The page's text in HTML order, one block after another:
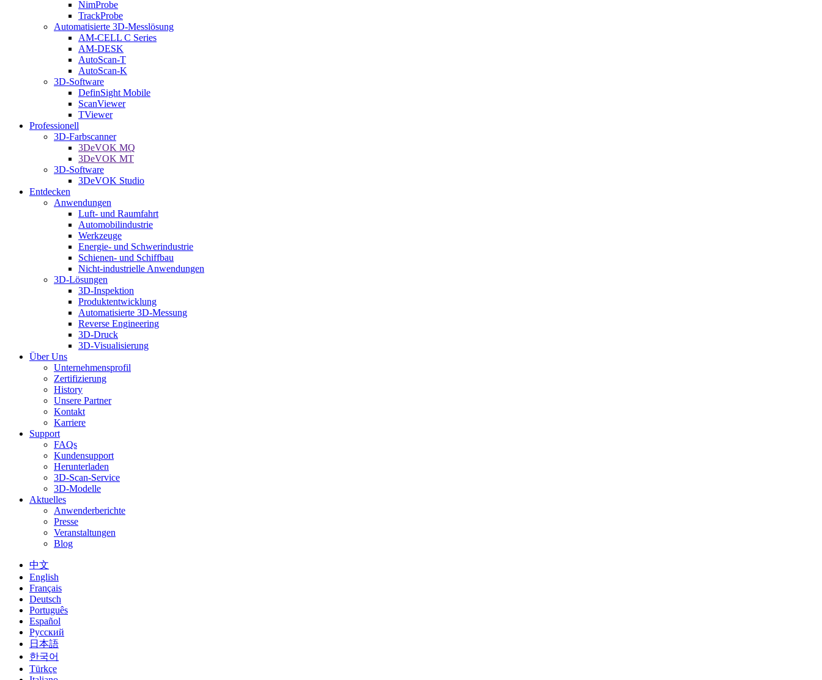
NimProbe
TrackProbe
Automatisierte 3D-Messlösung
AM-CELL C Series
AM-DESK
AutoScan-T
AutoScan-K
3D-Software
DefinSight Mobile
ScanViewer
TViewer
Professionell
3D-Farbscanner
3DeVOK MQ
3DeVOK MT
3D-Software
3DeVOK Studio
Entdecken
Anwendungen
Luft- und Raumfahrt
Automobilindustrie
Werkzeuge
Energie- und Schwerindustrie
Schienen- und Schiffbau
Nicht-industrielle Anwendungen
3D-Lösungen
3D-Inspektion
Produktentwicklung
Automatisierte 3D-Messung
Reverse Engineering
3D-Druck
3D-Visualisierung
Über Uns
Unternehmensprofil
Zertifizierung
History
Unsere Partner
Kontakt
Karriere
Support
FAQs
Kundensupport
Herunterladen
3D-Scan-Service
3D-Modelle
Aktuelles
Anwenderberichte
Presse
Veranstaltungen
Blog
中文
English
Français
Deutsch
Português
Español
Русский
日本語
한국어
Türkçe